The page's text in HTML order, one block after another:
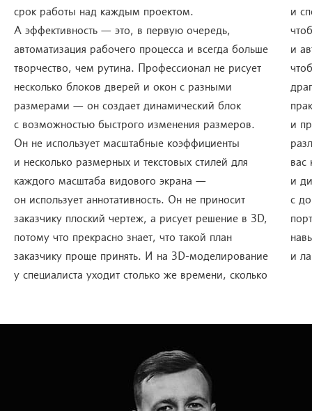
срок работы над каждым проектом.
А эффективность — это, в первую очередь,
автоматизация рабочего процесса и всегда больше
творчество, чем рутина. Профессионал не рисует
несколько блоков дверей и окон с разными
размерами — он создает динамический блок
с возможностью быстрого изменения размеров.
Он не использует масштабные коэффициенты
и несколько размерных и текстовых стилей для
каждого масштаба видового экрана —
он использует аннотативность. Он не приносит
заказчику плоский чертеж, а рисует решение в 3D,
потому что прекрасно знает, что такой план
заказчику проще принять. И на 3D-моделирование
у специалиста уходит столько же времени, сколько
и
и
и
вас
и
с
и